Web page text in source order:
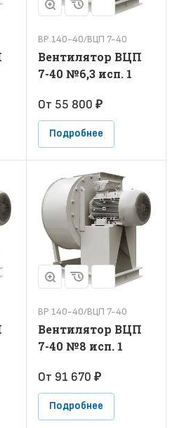
ВР 140-40/ВЦП 7-40
Вентилятор ВЦП
7-40 №6,3 исп. 1
От 55 800 ₽
Подробнее
ВР 140-40/ВЦП 7-40
Вентилятор ВЦП
7-40 №8 исп. 1
От 91 670 ₽
Подробнее